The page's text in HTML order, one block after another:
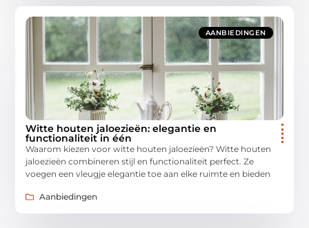
AANBIEDINGEN
Witte houten jaloezieën: elegantie en
functionaliteit in één
Waarom kiezen voor witte houten jaloezieën? Witte houten
jaloezieën combineren stijl en functionaliteit perfect. Ze
voegen een vleugje elegantie toe aan elke ruimte en bieden
Aanbiedingen